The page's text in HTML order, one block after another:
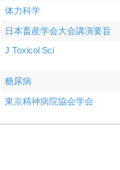
体力科学
日本畜産学会大会講演要旨
J Toxicol Sci
糖尿病
東京精神病院協会学会